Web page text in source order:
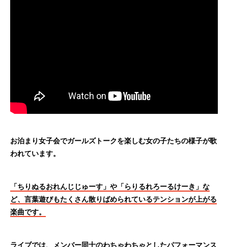
お泊まり女子会でガールズトークを楽しむ女の子たちの様子が歌
われています。
「ちりぬるおれんじじゅーす」や「らりるれろーるけーき」な
ど、言葉遊びもたくさん散りばめられているテンションが上がる
楽曲です。
ライブでは、メンバー同士のわちゃわちゃとしたパフォーマンス